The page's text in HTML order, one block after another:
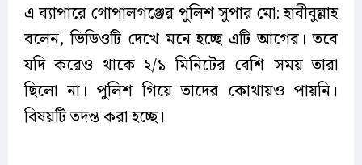
এ ব্যাপারে গোপালগঞ্জের পুলিশ সুপার মো: হাবীবুল্লাহ
বলেন, ভিডিওটি দেখে মনে হচ্ছে এটি আগের। তবে
যদি করেও থাকে ২/১ মিনিটের বেশি সময় তারা
ছিলো না। পুলিশ গিয়ে তাদের কোথায়ও পায়নি।
বিষয়টি তদন্ত করা হচ্ছে।